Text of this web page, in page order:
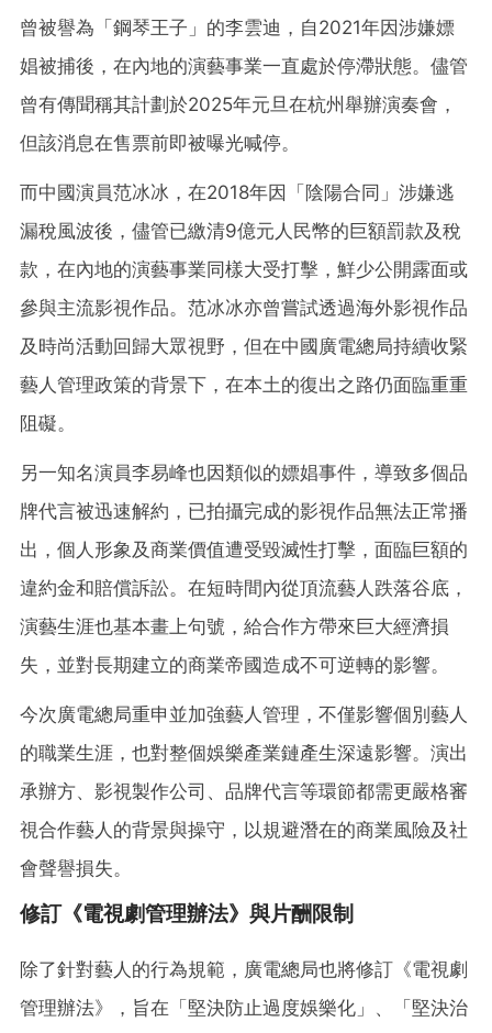
曾被譽為「鋼琴王子」的李雲迪，自2021年因涉嫌嫖
娼被捕後，在內地的演藝事業一直處於停滯狀態。儘管
曾有傳聞稱其計劃於2025年元旦在杭州舉辦演奏會，
但該消息在售票前即被曝光喊停。
而中國演員范冰冰，在2018年因「陰陽合同」涉嫌逃
漏稅風波後，儘管已繳清9億元人民幣的巨額罰款及稅
款，在內地的演藝事業同樣大受打擊，鮮少公開露面或
參與主流影視作品。范冰冰亦曾嘗試透過海外影視作品
及時尚活動回歸大眾視野，但在中國廣電總局持續收緊
藝人管理政策的背景下，在本土的復出之路仍面臨重重
阻礙。
另一知名演員李易峰也因類似的嫖娼事件，導致多個品
牌代言被迅速解約，已拍攝完成的影視作品無法正常播
出，個人形象及商業價值遭受毀滅性打擊，面臨巨額的
違約金和賠償訴訟。在短時間內從頂流藝人跌落谷底，
演藝生涯也基本畫上句號，給合作方帶來巨大經濟損
失，並對長期建立的商業帝國造成不可逆轉的影響。
今次廣電總局重申並加強藝人管理，不僅影響個別藝人
的職業生涯，也對整個娛樂產業鏈產生深遠影響。演出
承辦方、影視製作公司、品牌代言等環節都需更嚴格審
視合作藝人的背景與操守，以規避潛在的商業風險及社
會聲譽損失。
修訂《電視劇管理辦法》與片酬限制
除了針對藝人的行為規範，廣電總局也將修訂《電視劇
管理辦法》，旨在「堅決防止過度娛樂化」、「堅決治